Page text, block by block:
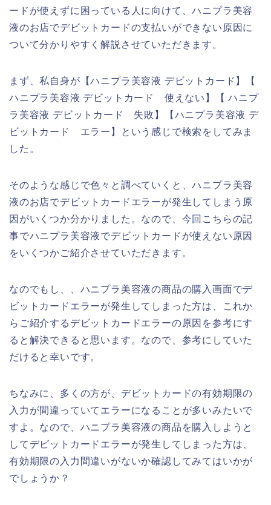
ードが使えずに困っている人に向けて、ハニプラ美容
液のお店でデビットカードの支払いができない原因に
ついて分かりやすく解説させていただきます。
まず、私自身が【ハニプラ美容液 デビットカード】【
ハニプラ美容液 デビットカード 使えない】【 ハニプ
ラ美容液 デビットカード 失敗】【ハニプラ美容液 デ
ビットカード エラー】という感じで検索をしてみま
した。
そのような感じで色々と調べていくと、ハニプラ美容
液のお店でデビットカードエラーが発生してしまう原
因がいくつか分かりました。なので、今回こちらの記
事でハニプラ美容液でデビットカードが使えない原因
をいくつかご紹介させていただきます。
なのでもし、、ハニプラ美容液の商品の購入画面でデ
ビットカードエラーが発生してしまった方は、これか
らご紹介するデビットカードエラーの原因を参考にす
ると解決できると思います。なので、参考にしていた
だけると幸いです。
ちなみに、多くの方が、デビットカードの有効期限の
入力が間違っていてエラーになることが多いみたいで
すよ。なので、ハニプラ美容液の商品を購入しようと
してデビットカードエラーが発生してしまった方は、
有効期限の入力間違いがないか確認してみてはいかが
でしょうか？